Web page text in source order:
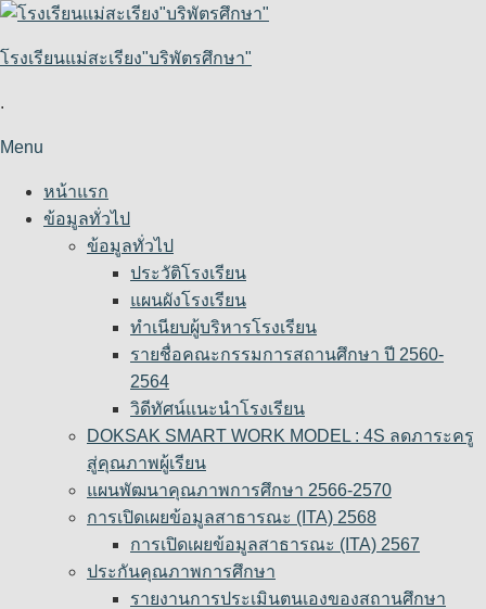
Skip
content
โรงเรียนแม่สะเรียง"บริพัตรศึกษา"
.
Menu
หน้าแรก
ข้อมูลทั่วไป
ข้อมูลทั่วไป
ประวัติโรงเรียน
แผนผังโรงเรียน
ทำเนียบผู้บริหารโรงเรียน
รายชื่อคณะกรรมการสถานศึกษา ปี 2560-
2564
วิดีทัศน์แนะนำโรงเรียน
DOKSAK SMART WORK MODEL : 4S ลดภาระครู
สู่คุณภาพผู้เรียน
แผนพัฒนาคุณภาพการศึกษา 2566-2570
การเปิดเผยข้อมูลสาธารณะ (ITA) 2568
การเปิดเผยข้อมูลสาธารณะ (ITA) 2567
ประกันคุณภาพการศึกษา
รายงานการประเมินตนเองของสถานศึกษา